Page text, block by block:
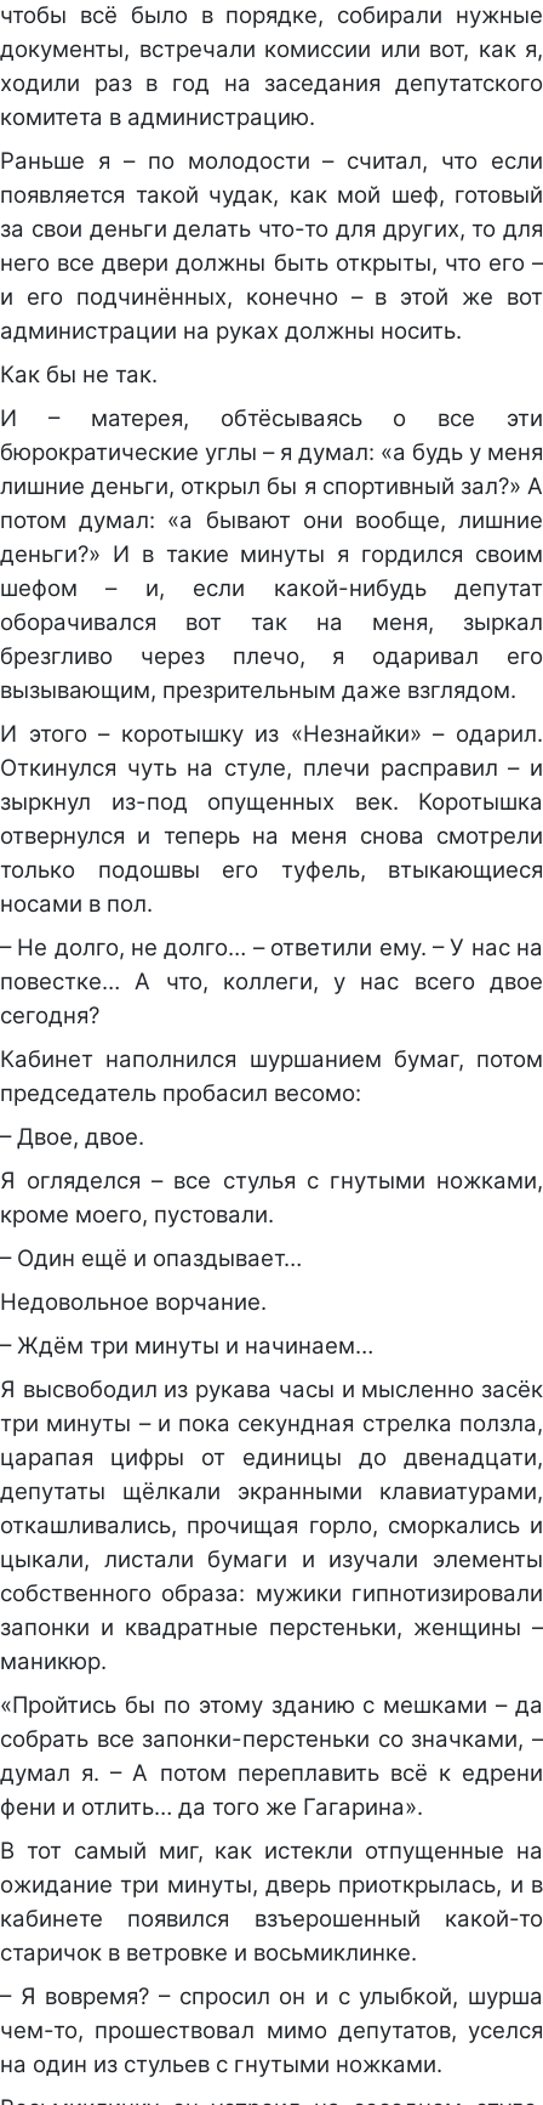
чтобы всё было в порядке, собирали нужные
документы, встречали комиссии или вот, как я,
ходили раз в год на заседания депутатского
комитета в администрацию.
Раньше я – по молодости – считал, что если
появляется такой чудак, как мой шеф, готовый
за свои деньги делать что-то для других, то для
него все двери должны быть открыты, что его –
и его подчинённых, конечно – в этой же вот
администрации на руках должны носить.
Как бы не так.
И – матерея, обтёсываясь о все эти
бюрократические углы – я думал: «а будь у меня
лишние деньги, открыл бы я спортивный зал?» А
потом думал: «а бывают они вообще, лишние
деньги?» И в такие минуты я гордился своим
шефом – и, если какой-нибудь депутат
оборачивался вот так на меня, зыркал
брезгливо через плечо, я одаривал его
вызывающим, презрительным даже взглядом.
И этого – коротышку из «Незнайки» – одарил.
Откинулся чуть на стуле, плечи расправил – и
зыркнул из-под опущенных век. Коротышка
отвернулся и теперь на меня снова смотрели
только подошвы его туфель, втыкающиеся
носами в пол.
– Не долго, не долго… – ответили ему. – У нас на
повестке… А что, коллеги, у нас всего двое
сегодня?
Кабинет наполнился шуршанием бумаг, потом
председатель пробасил весомо:
– Двое, двое.
Я огляделся – все стулья с гнутыми ножками,
кроме моего, пустовали.
– Один ещё и опаздывает…
Недовольное ворчание.
– Ждём три минуты и начинаем…
Я высвободил из рукава часы и мысленно засёк
три минуты – и пока секундная стрелка ползла,
царапая цифры от единицы до двенадцати,
депутаты щёлкали экранными клавиатурами,
откашливались, прочищая горло, сморкались и
цыкали, листали бумаги и изучали элементы
собственного образа: мужики гипнотизировали
запонки и квадратные перстеньки, женщины –
маникюр.
«Пройтись бы по этому зданию с мешками – да
собрать все запонки-перстеньки со значками, –
думал я. – А потом переплавить всё к едрени
фени и отлить… да того же Гагарина».
В тот самый миг, как истекли отпущенные на
ожидание три минуты, дверь приоткрылась, и в
кабинете появился взъерошенный какой-то
старичок в ветровке и восьмиклинке.
– Я вовремя? – спросил он и с улыбкой, шурша
чем-то, прошествовал мимо депутатов, уселся
на один из стульев с гнутыми ножками.